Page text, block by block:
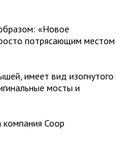
«Новое
потрясающим местом
имеет вид изогнутого
мосты и
Coop